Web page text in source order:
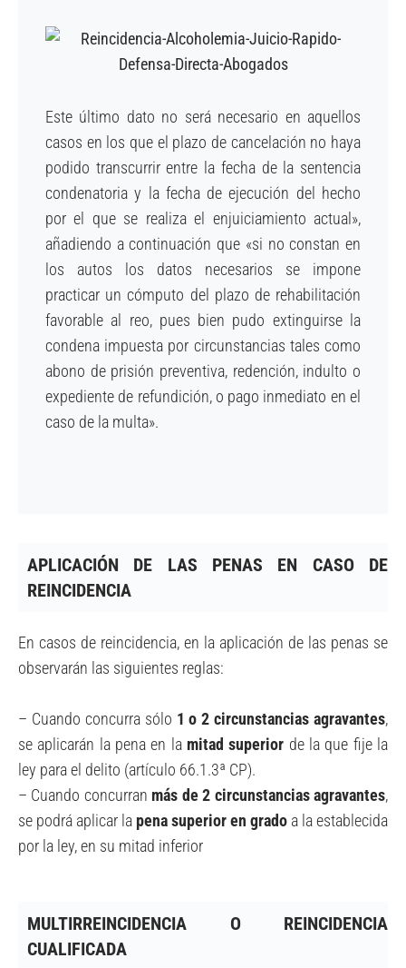
Este último dato no será necesario en aquellos
casos en los que el plazo de cancelación no haya
podido transcurrir entre la fecha de la sentencia
condenatoria y la fecha de ejecución del hecho
por el que se realiza el enjuiciamiento actual»,
añadiendo a continuación que «si no constan en
los autos los datos necesarios se impone
practicar un cómputo del plazo de rehabilitación
favorable al reo, pues bien pudo extinguirse la
condena impuesta por circunstancias tales como
abono de prisión preventiva, redención, indulto o
expediente de refundición, o pago inmediato en el
caso de la multa».
APLICACIÓN DE LAS PENAS EN CASO DE
REINCIDENCIA
En casos de reincidencia, en la aplicación de las penas se
observarán las siguientes reglas:
– Cuando concurra sólo 1 o 2 circunstancias agravantes,
se aplicarán la pena en la mitad superior de la que fije la
ley para el delito (artículo 66.1.3ª CP).
– Cuando concurran más de 2 circunstancias agravantes,
se podrá aplicar la pena superior en grado a la establecida
por la ley, en su mitad inferior
MULTIRREINCIDENCIA O REINCIDENCIA
CUALIFICADA